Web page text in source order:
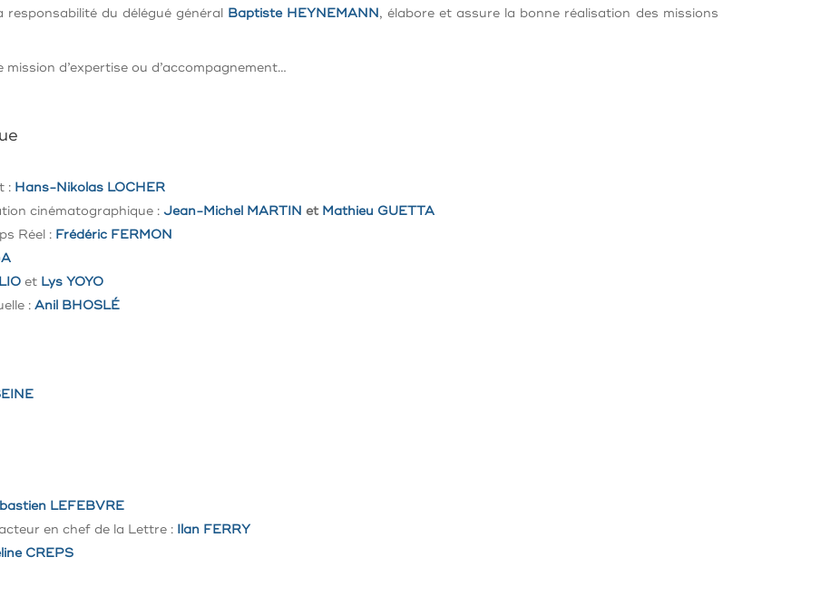
responsabilité du délégué général Baptiste HEYNEMANN, élabore et assure la bonne réalisation des missions
d’expertise ou d’accompagnement…
: Hans-Nikolas LOCHER
cinématographique :Jean-Michel MARTIN et Mathieu GUETTA
Réel : Frédéric FERMON
et Lys YOYO
:Anil BHOSLÉ
LEFEBVRE
en chef de la Lettre : Ilan FERRY
CREPS